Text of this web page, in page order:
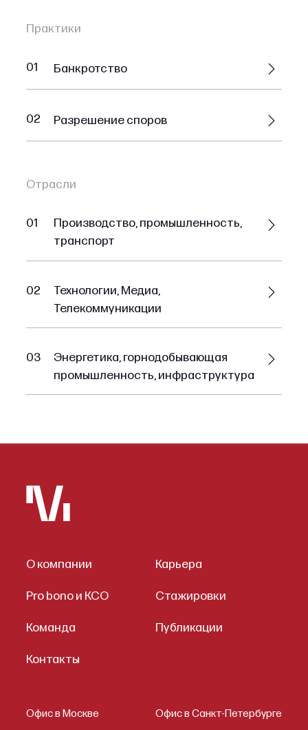
Практики
01 Банкротство
02 Разрешение споров
Отрасли
01
Производство, промышленность,
транспорт
02
Технологии, Медиа,
Телекоммуникации
03
Энергетика, горнодобывающая
промышленность, инфраструктура
О компании Карьера
Pro bono и КСО Стажировки
Команда Публикации
Контакты
Офис в Москве Офис в Санкт-Петербурге